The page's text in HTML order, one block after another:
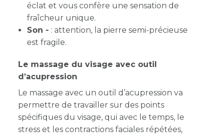
éclat et vous confère une sensation de
fraîcheur unique.
Son - : attention, la pierre semi-précieuse
est fragile.
Le massage du visage avec outil
d’acupression
Le massage avec un outil d’acupression va
permettre de travailler sur des points
spécifiques du visage, qui avec le temps, le
stress et les contractions faciales répétées,